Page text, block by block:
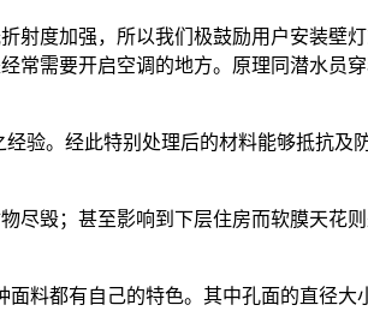
射度加强，所以我们极鼓励用户安装壁
常需要开启空调的地方。原理同潜水员
验。经此特别处理后的材料能够抵抗及
尽毁；甚至影响到下层住房而软膜天花
料都有自己的特色。其中孔面的直径大小